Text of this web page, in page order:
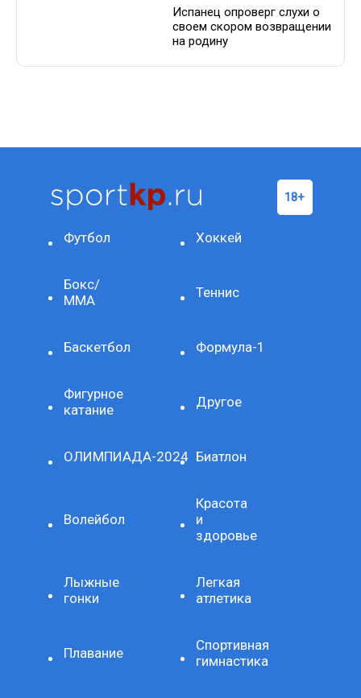
Испанец опроверг слухи о
своем скором возвращении
на родину
Футбол Хоккей
Бокс/
ММА
Теннис
Баскетбол Формула-1
Фигурное
катание
Другое
ОЛИМПИАДА-2024 Биатлон
Волейбол
Красота
и
здоровье
Лыжные
гонки
Легкая
атлетика
Плавание
Спортивная
гимнастика